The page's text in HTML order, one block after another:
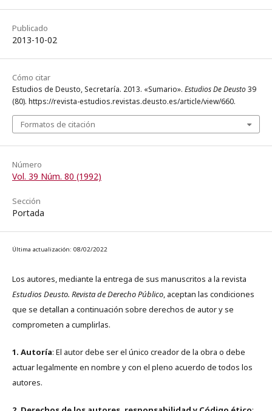
Publicado
2013-10-02
Cómo citar
Estudios de Deusto, Secretaría. 2013. «Sumario». Estudios De Deusto39
(80). https://revista-estudios.revistas.deusto.es/article/view/660.
Formatos de citación
Número
Vol. 39 Núm. 80 (1992)
Sección
Portada
Última actualización: 08/02/2022
Los autores, mediante la entrega de sus manuscritos a la revista
Estudios Deusto. Revista de Derecho Público, aceptan las condiciones
que se detallan a continuación sobre derechos de autor y se
comprometen a cumplirlas.
1. Autoría: El autor debe ser el único creador de la obra o debe
actuar legalmente en nombre y con el pleno acuerdo de todos los
autores.